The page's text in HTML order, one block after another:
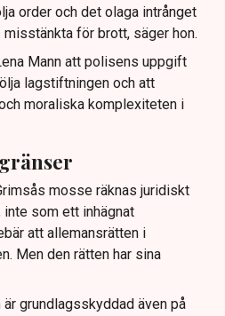
order och det olaga intrånget
för brott, säger hon.
Mann att polisens uppgift
lagstiftningen och att
moraliska komplexiteten i
mosse räknas juridiskt
inte som ett inhägnat
att allemansrätten i
Men den rätten har sina
grundlagsskyddad även på